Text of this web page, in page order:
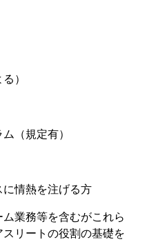
）
（規定有）
情熱を注げる方
業務等を含むがこれら
リートの役割の基礎を